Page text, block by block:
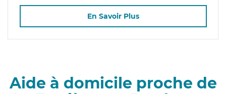
En Savoir Plus
Aide à domicile proche de